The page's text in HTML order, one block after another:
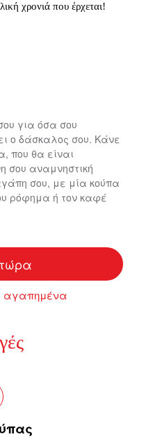
χρονιά που έρχεται!
για όσα σου
ο δάσκαλος σου. Κάνε
που θα είναι
σου αναμνηστική
σου, με μία κούπα
ρόφημα ή τον καφέ
αγαπημένα